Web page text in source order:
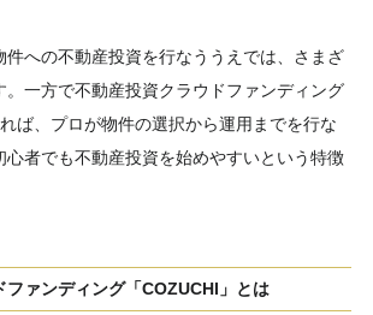
件への不動産投資を行なううえでは、さまざ
。一方で不動産投資クラウドファンディング
れば、プロが物件の選択から運用までを行な
心者でも不動産投資を始めやすいという特徴
ファンディング「COZUCHI」とは